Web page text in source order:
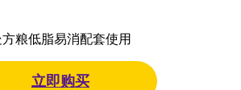
粮低脂易消配套使用
立即购买